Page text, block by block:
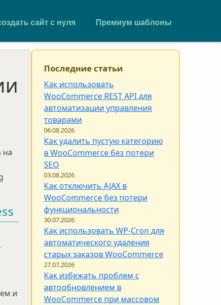
сайт с нуля Премиум шаблоны
на
и
Последние статьи
Как использовать
WooCommerce REST API для
автоматизации управления
товарами
06.08.2026
Как удалить пустую категорию
в WooCommerce без потери
SEO
03.08.2026
Как отключить AJAX в
WooCommerce без потери
функциональности
30.07.2026
Как использовать WP-Cron для
автоматического удаления
старых заказов WooCommerce
27.07.2026
Как избежать проблем с
автообновлением в
WooCommerce при массовом